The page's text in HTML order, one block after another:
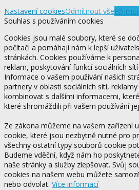
Nastavení cookiesOdmítnout vše
Souhlas s používáním cookies
Cookies jsou malé soubory, které se
počítači a pomáhají nám k lepší
stránkách. Cookies používáme k
reklam, poskytování funkcí sociálních
Informace o vašem používání našich
partnery v oblasti sociálních sítí,
kombinovat s dalšími informacemi,
které shromáždili při vašem používání
Ze zákona můžeme na vašem zařízení
cookie, které jsou nezbytně nutné pro
všechny ostatní typy souborů cookie
Budeme vděční, když nám ho
naše stránky a služby zlepšovat. Svůj
cookies na našem webu můžete
nebo odvolat. Více informací